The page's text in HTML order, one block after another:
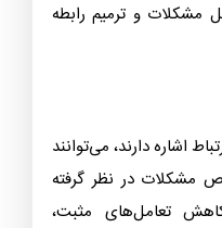
و ترمیم رابطه
اشاره دارند، می‌توانند
مشکلات در نظر گرفته
تعامل‌های مثبت،